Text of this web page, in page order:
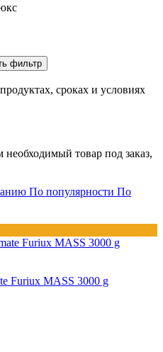
сроках и условиях
необходимый товар под заказ,
По популярности По
Furiux MASS 3000 g